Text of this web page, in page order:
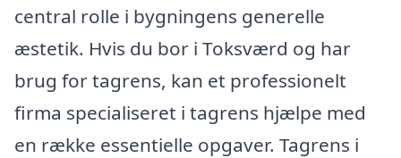
central rolle i bygningens generelle
æstetik. Hvis du bor i Toksværd og har
brug for tagrens, kan et professionelt
firma specialiseret i tagrens hjælpe med
en række essentielle opgaver. Tagrens i